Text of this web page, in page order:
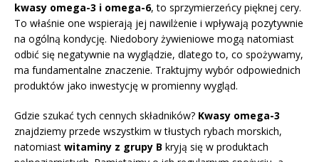
kwasy omega-3 i omega-6, to sprzymierzeńcy pięknej cery.
To właśnie one wspierają jej nawilżenie i wpływają pozytywnie
na ogólną kondycję. Niedobory żywieniowe mogą natomiast
odbić się negatywnie na wyglądzie, dlatego to, co spożywamy,
ma fundamentalne znaczenie. Traktujmy wybór odpowiednich
produktów jako inwestycję w promienny wygląd.
Gdzie szukać tych cennych składników? Kwasy omega-3
znajdziemy przede wszystkim w tłustych rybach morskich,
natomiast witaminy z grupy B kryją się w produktach